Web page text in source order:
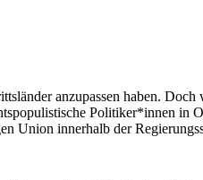
anzupassen haben.
Politiker*innen in
innerhalb der